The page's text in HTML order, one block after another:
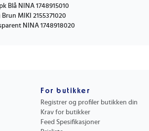
Blå NINA 1748915010
MIKI 2155371020
NINA 1748918020
For butikker
Registrer og profiler butikken din
Krav for butikker
Feed Spesifikasjoner